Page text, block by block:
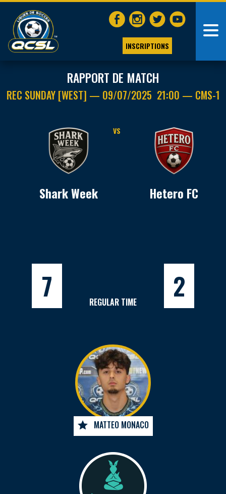
INSCRIPTIONS
RAPPORT DE MATCH
REC SUNDAY [WEST] — 09/07/2025 21:00 — CMS-1
Shark Week
VS
Hetero FC
7 REGULAR TIME 2
MATTEO MONACO